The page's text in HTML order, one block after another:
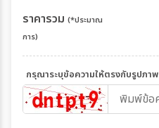
ราคารวม (*ประมาณ
การ)
กรุณาระบุข้อความให้ตรงกับรูปภาพ